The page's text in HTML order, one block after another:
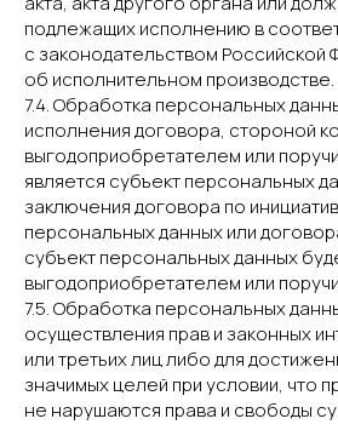
подлежащих исполнению в
с законодательством Российской
об исполнительном производстве.
7.4. Обработка персональных
исполнения договора, стороной
выгодоприобретателем или
является субъект персональных
заключения договора по
персональных данных или
субъект персональных данных
выгодоприобретателем или
7.5. Обработка персональных
осуществления прав и законных
или третьих лиц либо для
значимых целей при условии, что
не нарушаются права и свободы